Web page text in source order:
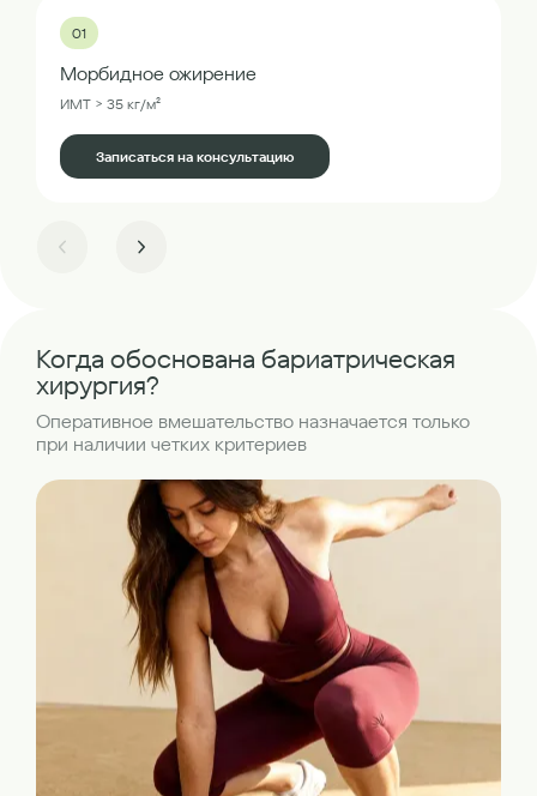
01
Морбидное ожирение
ИМТ > 35 кг/м²
Записаться на консультацию
Когда обоснована бариатрическая
хирургия?
Оперативное вмешательство назначается только
при наличии четких критериев